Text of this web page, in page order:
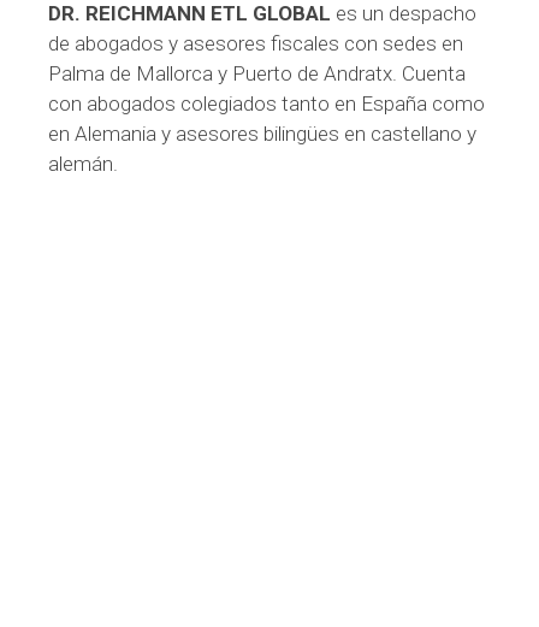
DR. REICHMANN ETL GLOBAL es un despacho
de abogados y asesores fiscales con sedes en
Palma de Mallorca y Puerto de Andratx. Cuenta
con abogados colegiados tanto en España como
en Alemania y asesores bilingües en castellano y
alemán.